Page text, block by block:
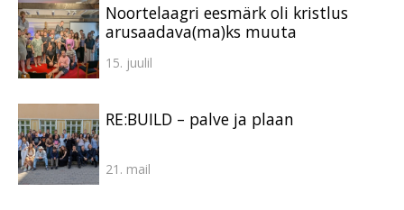
Noortelaagri eesmärk oli kristlus
arusaadava(ma)ks muuta
15. juulil
RE:BUILD – palve ja plaan
21. mail